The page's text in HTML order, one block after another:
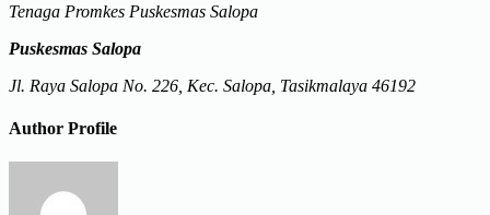
Tenaga Promkes Puskesmas Salopa
Puskesmas Salopa
Jl. Raya Salopa No. 226, Kec. Salopa, Tasikmalaya 46192
Author Profile